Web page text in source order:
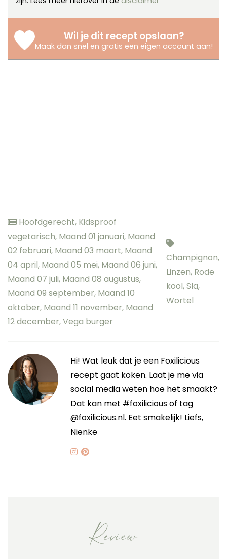
Wil je dit recept opslaan?
Maak dan snel en gratis een eigen account aan!
Hoofdgerecht, Kidsproof
vegetarisch, Maand 01 januari, Maand
02 februari, Maand 03 maart, Maand
04 april, Maand 05 mei, Maand 06 juni,
Maand 07 juli, Maand 08 augustus,
Maand 09 september, Maand 10
oktober, Maand 11 november, Maand
12 december,Vega burger
Champignon,
Linzen, Rode
kool,Sla,
Wortel
Hi! Wat leuk dat je een Foxilicious
recept gaat koken. Laat je me via
social media weten hoe het smaakt?
Dat kan met #foxilicious of tag
@foxilicious.nl. Eet smakelijk! Liefs,
Nienke
Review